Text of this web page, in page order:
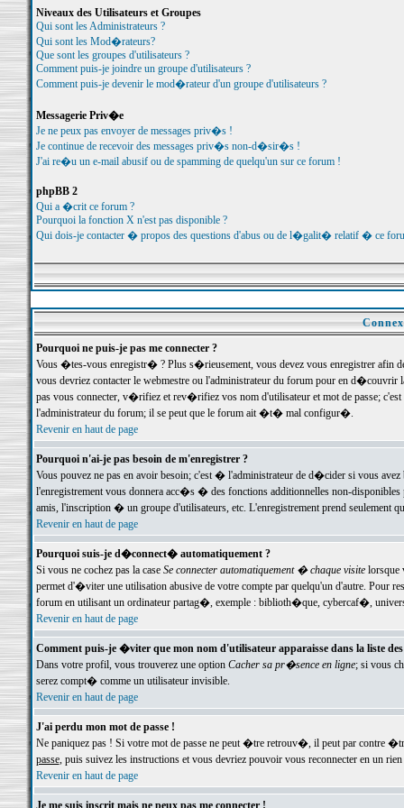
Niveaux des Utilisateurs et Groupes
Qui sont les Administrateurs ?
Qui sont les Mod�rateurs?
Que sont les groupes d'utilisateurs ?
Comment puis-je joindre un groupe d'utilisateurs ?
Comment puis-je devenir le mod�rateur d'un groupe d'utilisateurs ?
Messagerie Priv�e
Je ne peux pas envoyer de messages priv�s !
Je continue de recevoir des messages priv�s non-d�sir�s !
J'ai re�u un e-mail abusif ou de spamming de quelqu'un sur ce forum !
phpBB 2
Qui a �crit ce forum ?
Pourquoi la fonction X n'est pas disponible ?
Qui dois-je contacter � propos des questions d'abus ou de l�galit� relatif � ce
Pourquoi ne puis-je pas me connecter ?
Vous �tes-vous enregistr� ? Plus s�rieusement, vous devez vous enregistrer
vous devriez contacter le webmestre ou l'administrateur du forum pour en
pas vous connecter, v�rifiez et rev�rifiez vos nom d'utilisateur et mot de passe;
l'administrateur du forum; il se peut que le forum ait �t� mal configur�.
Revenir en haut de page
Pourquoi n'ai-je pas besoin de m'enregistrer ?
Vous pouvez ne pas en avoir besoin; c'est � l'administrateur de d�cider si vous
l'enregistrement vous donnera acc�s � des fonctions additionnelles non-
amis, l'inscription � un groupe d'utilisateurs, etc. L'enregistrement prend seulement
Revenir en haut de page
Pourquoi suis-je d�connect� automatiquement ?
Si vous ne cochez pas la case Se connecter automatiquement � chaque visitelorsque
permet d'�viter une utilisation abusive de votre compte par quelqu'un d'autre. Pour
forum en utilisant un ordinateur partag�, exemple : biblioth�que, cybercaf�,
Revenir en haut de page
Comment puis-je �viter que mon nom d'utilisateur apparaisse dans la liste
Dans votre profil, vous trouverez une option Cacher sa pr�sence en ligne; si vous
serez compt� comme un utilisateur invisible.
Revenir en haut de page
J'ai perdu mon mot de passe !
Ne paniquez pas ! Si votre mot de passe ne peut �tre retrouv�, il peut par contre
passe, puis suivez les instructions et vous devriez pouvoir vous reconnecter en un rien
Revenir en haut de page
Je me suis inscrit mais ne peux pas me connecter !